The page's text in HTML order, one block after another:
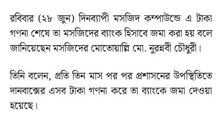
রবিবার (২৮ জুন) দিনব্যাপী মসজিদ কম্পাউন্ডে এ টাকা
গণনা শেষে তা মসজিদের ব্যাংক হিসাবে জমা করা হয় বলে
জানিয়েছেন মসজিদের মোতোয়াল্লি মো. নুরন্নবী চৌধুরী।
তিনি বলেন, প্রতি তিন মাস পর পর প্রশাসনের উপস্থিতিতে
দানবাক্সের এসব টাকা গণনা করে তা ব্যাংকে জমা দেওয়া
হয়েছে।